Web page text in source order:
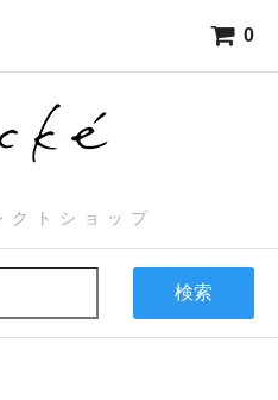
0
クトショップ
検索